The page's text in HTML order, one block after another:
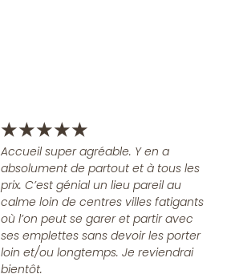
★★★★★
Accueil super agréable. Y en a
absolument de partout et à tous les
prix. C’est génial un lieu pareil au
calme loin de centres villes fatigants
où l’on peut se garer et partir avec
ses emplettes sans devoir les porter
loin et/ou longtemps. Je reviendrai
bientôt.